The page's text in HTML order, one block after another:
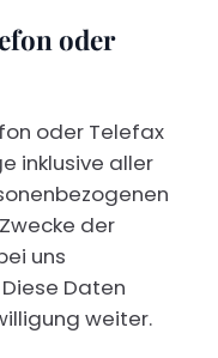
oder
oder Telefax
inklusive aller
der
uns
Daten
weiter.